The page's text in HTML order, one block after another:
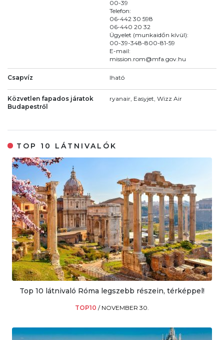
00-39
Telefon:
06-442 30 598
06-440 20 32
Ügyelet (munkaidőn kívül):
00-39-348-800-81-59
E-mail:
mission.rom@mfa.gov.hu
Csapvíz Iható
Közvetlen fapados járatok
Budapestről
ryanair, Easyjet, Wizz Air
TOP 10 LÁTNIVALÓK
Top 10 látnivaló Róma legszebb részein, térképpel!
TOP10 / NOVEMBER 30.